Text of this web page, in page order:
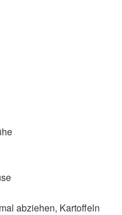
abziehen, Kartoffeln